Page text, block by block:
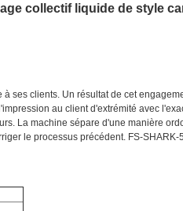
collectif liquide de style
ses clients. Un résultat de cet
au client d'extrémité avec
La machine sépare d'une manière
le processus précédent. FS-